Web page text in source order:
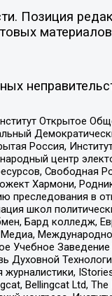
Позиция
Открытое
Россия,
центр
Свободная
Хармони,
преследования в
школ
Бард колледж,
Учебное
Духовной
Bellingcat Ltd,